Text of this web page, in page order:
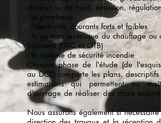
chaleur ou de froid, émission, régulation)
- la plomberie
- l'électricité, courants forts et faibles
- la gestion technique du chauffage ou
bâtiment (GTC et GTB)
- le système de sécurité incendie
Chaque phase de l'étude (de
au DCE) comporte les plans, descriptifs
estimations qui permettent au
d'ouvrage de réaliser des choix
Nous assurons également si nécessaire